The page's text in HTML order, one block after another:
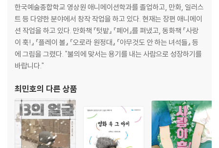
한국예술종합학교 영상원 애니메이션학과를 졸업하고, 만화, 일러스
트 등 다양한 분야에서 창작 작업을 하고 있다. 현재는 장편 애니메이
션 작업을 하고 있다. 만화책 『텃밭』 『폐어』를 펴냈고, 동화책 『사랑
이 훅!』 『플레이 볼』 『오로라 원정대』 『아무것도 안 하는 녀석들』 등
에 그림을 그렸다. "불의에 맞서는 용기를 내는 사람으로 성장하기를
바랍니다."
최민호의 다른 상품